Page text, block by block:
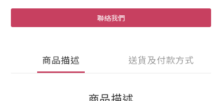
聯絡我們
商品描述 送貨及付款方式